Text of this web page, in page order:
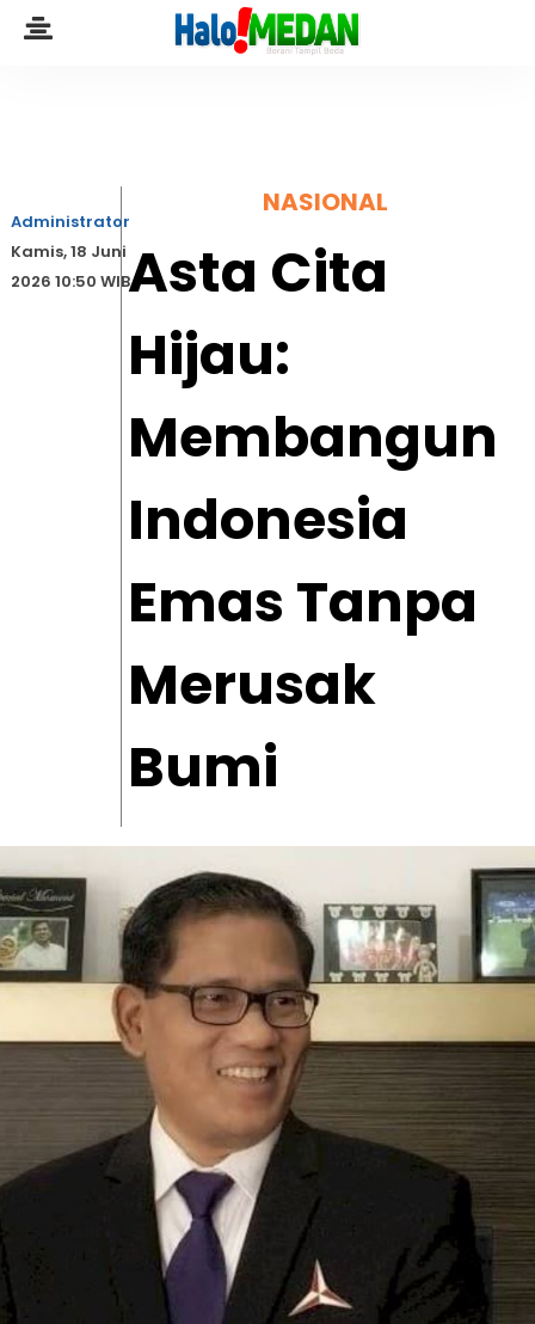
NASIONAL
Asta Cita
Hijau:
Membangun
Indonesia
Emas Tanpa
Merusak
Bumi
Administrator
Kamis, 18 Juni
2026 10:50 WIB